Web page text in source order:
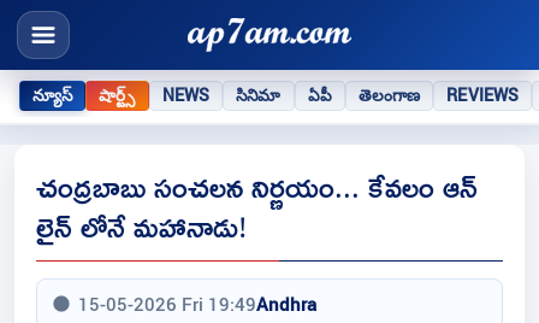
న్యూస్ షార్ట్స్ NEWS సినిమా ఏపీ తెలంగాణ REVIEWS
చంద్రబాబు సంచలన నిర్ణయం... కేవలం ఆన్
లైన్ లోనే మహానాడు!
15-05-2026 Fri 19:49Andhra